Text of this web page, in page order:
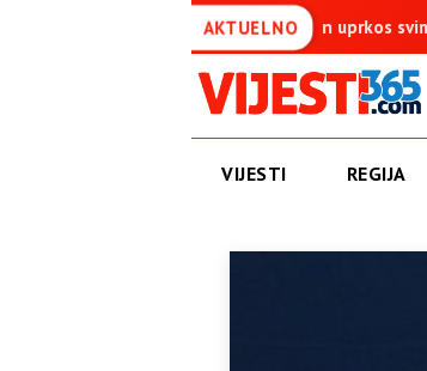
AKTUELNO
je ostao uspravan uprkos svim stradanjima
VIJESTI REGIJA